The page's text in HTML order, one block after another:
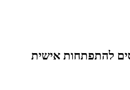
להתפתחות אישית